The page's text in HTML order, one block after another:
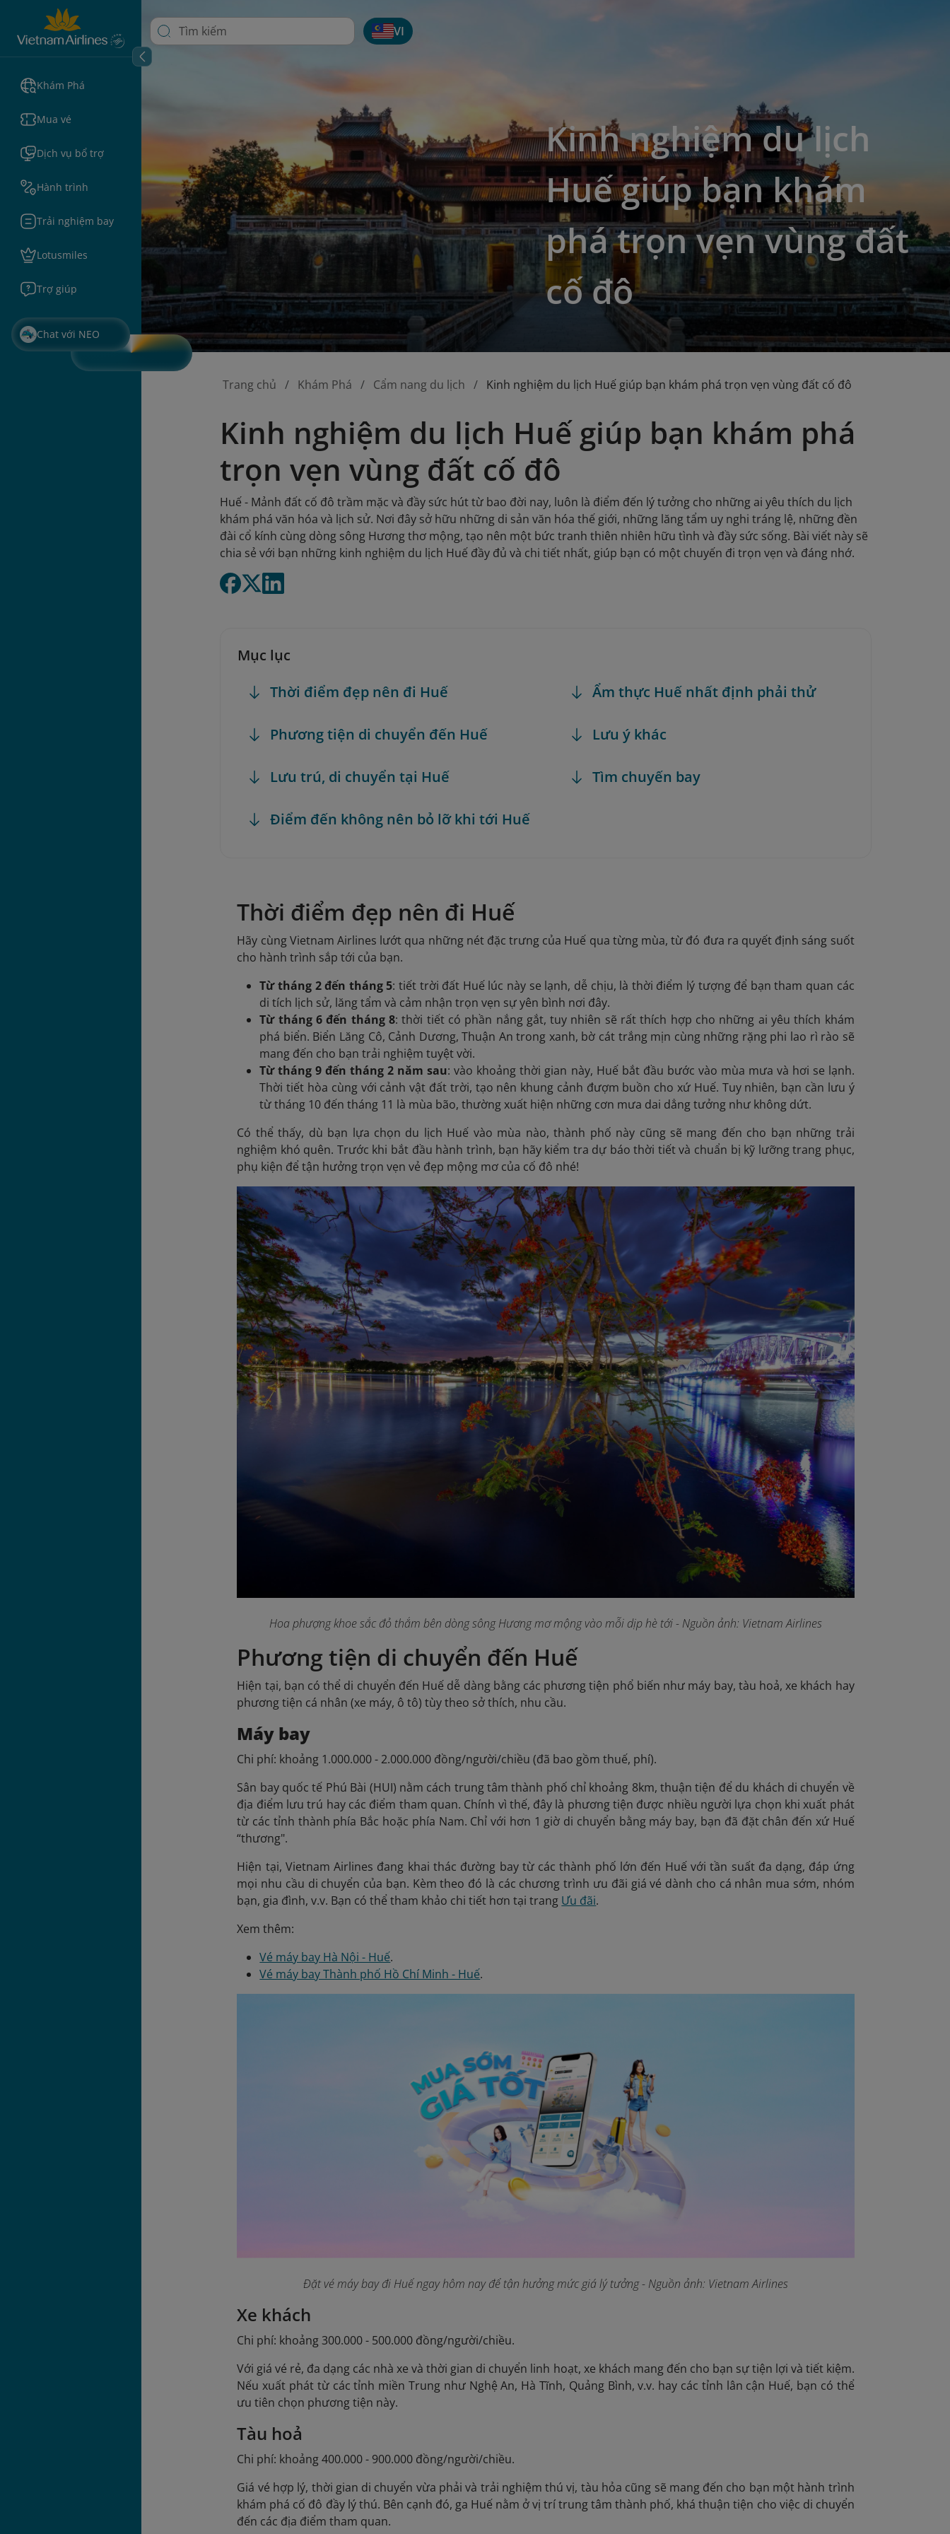
Khám Phá
Mua vé
Dịch vụ bổ trợ
Hành trình
Trải nghiệm bay
Lotusmiles
Trợ giúp
Chat với NEO
VI
Kinh nghiệm du lịch
Huế giúp bạn khám
phá trọn vẹn vùng đất
cố đô
Trang chủ Khám Phá Cẩm nang du lịch Kinh nghiệm du lịch Huế giúp bạn khám phá trọn vẹn vùng đất cố đô
Kinh nghiệm du lịch Huế giúp bạn khám phá
trọn vẹn vùng đất cố đô
Huế - Mảnh đất cố đô trầm mặc và đầy sức hút từ bao đời nay, luôn là điểm đến lý tưởng cho những ai yêu thích du lịch
khám phá văn hóa và lịch sử. Nơi đây sở hữu những di sản văn hóa thế giới, những lăng tẩm uy nghi tráng lệ, những đền
đài cổ kính cùng dòng sông Hương thơ mộng, tạo nên một bức tranh thiên nhiên hữu tình và đầy sức sống. Bài viết này sẽ
chia sẻ với bạn những kinh nghiệm du lịch Huế đầy đủ và chi tiết nhất, giúp bạn có một chuyến đi trọn vẹn và đáng nhớ.
Mục lục
Thời điểm đẹp nên đi Huế
Phương tiện di chuyển đến Huế
Lưu trú, di chuyển tại Huế
Điểm đến không nên bỏ lỡ khi tới Huế
Ẩm thực Huế nhất định phải thử
Lưu ý khác
Tìm chuyến bay
Thời điểm đẹp nên đi Huế
Hãy cùng Vietnam Airlines lướt qua những nét đặc trưng của Huế qua từng mùa, từ đó đưa ra quyết định sáng suốt
cho hành trình sắp tới của bạn.
Từ tháng 2 đến tháng 5: tiết trời đất Huế lúc này se lạnh, dễ chịu, là thời điểm lý tượng để bạn tham quan các
di tích lịch sử, lăng tẩm và cảm nhận trọn vẹn sự yên bình nơi đây.
Từ tháng 6 đến tháng 8: thời tiết có phần nắng gắt, tuy nhiên sẽ rất thích hợp cho những ai yêu thích khám
phá biển. Biển Lăng Cô, Cảnh Dương, Thuận An trong xanh, bờ cát trắng mịn cùng những rặng phi lao rì rào sẽ
mang đến cho bạn trải nghiệm tuyệt vời.
Từ tháng 9 đến tháng 2 năm sau: vào khoảng thời gian này, Huế bắt đầu bước vào mùa mưa và hơi se lạnh.
Thời tiết hòa cùng với cảnh vật đất trời, tạo nên khung cảnh đượm buồn cho xứ Huế. Tuy nhiên, bạn cần lưu ý
từ tháng 10 đến tháng 11 là mùa bão, thường xuất hiện những cơn mưa dai dẳng tưởng như không dứt.
Có thể thấy, dù bạn lựa chọn du lịch Huế vào mùa nào, thành phố này cũng sẽ mang đến cho bạn những trải
nghiệm khó quên. Trước khi bắt đầu hành trình, bạn hãy kiểm tra dự báo thời tiết và chuẩn bị kỹ lưỡng trang phục,
phụ kiện để tận hưởng trọn vẹn vẻ đẹp mộng mơ của cố đô nhé!
Hoa phượng khoe sắc đỏ thắm bên dòng sông Hương mơ mộng vào mỗi dịp hè tới - Nguồn ảnh: Vietnam Airlines
Phương tiện di chuyển đến Huế
Hiện tại, bạn có thể di chuyển đến Huế dễ dàng bằng các phương tiện phổ biến như máy bay, tàu hoả, xe khách hay
phương tiện cá nhân (xe máy, ô tô) tùy theo sở thích, nhu cầu.
Máy bay
Chi phí: khoảng 1.000.000 - 2.000.000 đồng/người/chiều (đã bao gồm thuế, phí).
Sân bay quốc tế Phú Bài (HUI) nằm cách trung tâm thành phố chỉ khoảng 8km, thuận tiện để du khách di chuyển về
địa điểm lưu trú hay các điểm tham quan. Chính vì thế, đây là phương tiện được nhiều người lựa chọn khi xuất phát
từ các tỉnh thành phía Bắc hoặc phía Nam. Chỉ với hơn 1 giờ di chuyển bằng máy bay, bạn đã đặt chân đến xứ Huế
“thương".
Hiện tại, Vietnam Airlines đang khai thác đường bay từ các thành phố lớn đến Huế với tần suất đa dạng, đáp ứng
mọi nhu cầu di chuyển của bạn. Kèm theo đó là các chương trình ưu đãi giá vé dành cho cá nhân mua sớm, nhóm
bạn, gia đình, v.v. Bạn có thể tham khảo chi tiết hơn tại trang Ưu đãi.
Xem thêm:
Vé máy bay Hà Nội - Huế.
Vé máy bay Thành phố Hồ Chí Minh - Huế.
Đặt vé máy bay đi Huế ngay hôm nay để tận hưởng mức giá lý tưởng - Nguồn ảnh: Vietnam Airlines
Xe khách
Chi phí: khoảng 300.000 - 500.000 đồng/người/chiều.
Với giá vé rẻ, đa dạng các nhà xe và thời gian di chuyển linh hoạt, xe khách mang đến cho bạn sự tiện lợi và tiết kiệm.
Nếu xuất phát từ các tỉnh miền Trung như Nghệ An, Hà Tĩnh, Quảng Bình, v.v. hay các tỉnh lân cận Huế, bạn có thể
ưu tiên chọn phương tiện này.
Tàu hoả
Chi phí: khoảng 400.000 - 900.000 đồng/người/chiều.
Giá vé hợp lý, thời gian di chuyển vừa phải và trải nghiệm thú vị, tàu hỏa cũng sẽ mang đến cho bạn một hành trình
khám phá cố đô đầy lý thú. Bên cạnh đó, ga Huế nằm ở vị trí trung tâm thành phố, khá thuận tiện cho việc di chuyển
đến các địa điểm tham quan.